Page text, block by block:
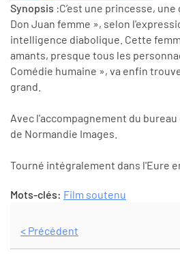
Synopsis :C’est une princesse,
Don Juan femme », selon
intelligence diabolique. Cette
amants, presque tous les
Comédie humaine », va enfin
grand.
Avec l'accompagnement du
de Normandie Images.
Tourné intégralement dans l'Eure
Mots-clés: Film soutenu
< Précédent